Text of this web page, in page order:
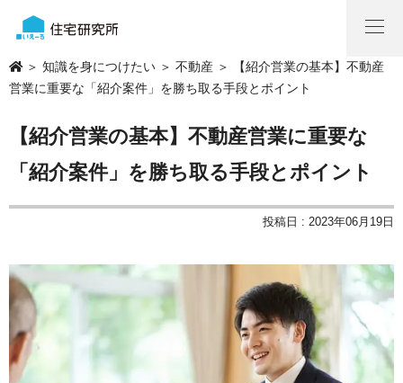
＞ 知識を身につけたい ＞ 不動産 ＞ 【紹介営業の基本】不動産
営業に重要な「紹介案件」を勝ち取る手段とポイント
【紹介営業の基本】不動産営業に重要な
「紹介案件」を勝ち取る手段とポイント
投稿日 : 2023年06月19日